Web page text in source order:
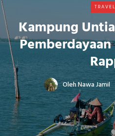
Kampung
OlehNawa Jamil